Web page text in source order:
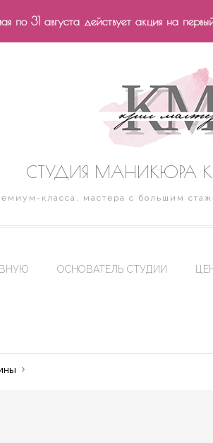
СТУДИЯ МАНИКЮРА
класса, мастера с большим
ОСНОВАТЕЛЬ СТУДИИ
31 августа действует акция на